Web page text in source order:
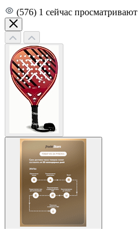
(576) 1 сейчас просматривают